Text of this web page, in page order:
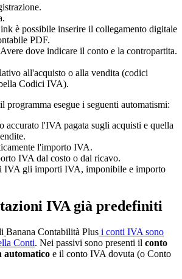
è possibile inserire il collegamento digitale
PDF.
dove indicare il conto e la contropartita.
all'acquisto o alla vendita (codici
Codici IVA).
programma esegue i seguenti automatismi:
accurato l'IVA pagata sugli acquisti e quella
l'importo IVA.
IVA dal costo o dal ricavo.
IVA gli importi IVA, imponibile e importo
IVA già predefiniti
Banana Contabilità Plus i conti IVA sono
Conti. Nei passivi sono presenti il conto
automatico e il conto IVA dovuta (o Conto